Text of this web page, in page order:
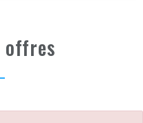
offres